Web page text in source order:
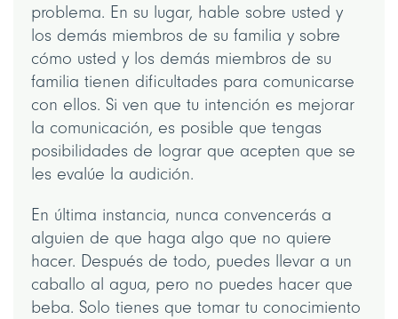
problema. En su lugar, hable sobre usted y
los demás miembros de su familia y sobre
cómo usted y los demás miembros de su
familia tienen dificultades para comunicarse
con ellos. Si ven que tu intención es mejorar
la comunicación, es posible que tengas
posibilidades de lograr que acepten que se
les evalúe la audición.
En última instancia, nunca convencerás a
alguien de que haga algo que no quiere
hacer. Después de todo, puedes llevar a un
caballo al agua, pero no puedes hacer que
beba. Solo tienes que tomar tu conocimiento